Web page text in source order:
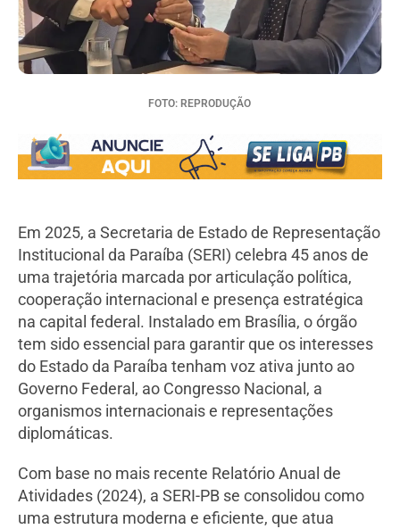
FOTO: REPRODUÇÃO
Em 2025, a Secretaria de Estado de Representação
Institucional da Paraíba (SERI) celebra 45 anos de
uma trajetória marcada por articulação política,
cooperação internacional e presença estratégica
na capital federal. Instalado em Brasília, o órgão
tem sido essencial para garantir que os interesses
do Estado da Paraíba tenham voz ativa junto ao
Governo Federal, ao Congresso Nacional, a
organismos internacionais e representações
diplomáticas.
Com base no mais recente Relatório Anual de
Atividades (2024), a SERI-PB se consolidou como
uma estrutura moderna e eficiente, que atua